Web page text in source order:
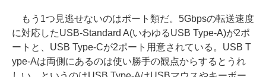
もう1つ見逃せないのはポート類だ。5Gbpsの転送速度
に対応したUSB-Standard A(いわゆるUSB Type-A)が2ポ
ートと、USB Type-Cが2ポート用意されている。USB T
ype-Aは両側にあるのは使い勝手の観点からするとうれ